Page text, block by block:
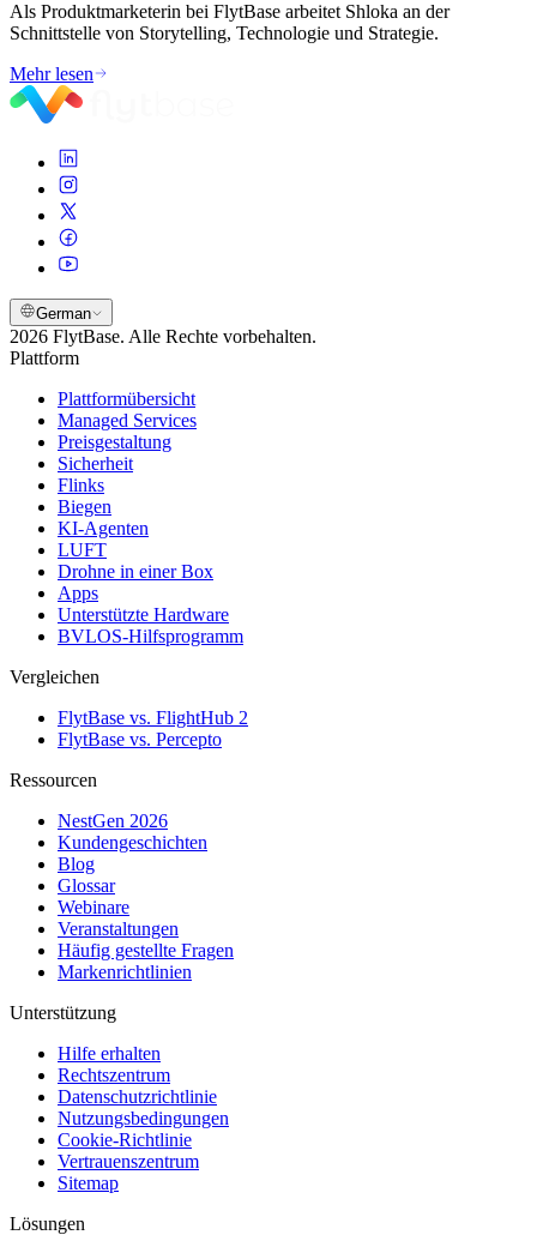
Als Produktmarketerin bei FlytBase arbeitet Shloka an der
Schnittstelle von Storytelling, Technologie und Strategie.
Mehr lesen
German
2026 FlytBase. Alle Rechte vorbehalten.
Plattform
Plattformübersicht
Managed Services
Preisgestaltung
Sicherheit
Flinks
Biegen
KI-Agenten
LUFT
Drohne in einer Box
Apps
Unterstützte Hardware
BVLOS-Hilfsprogramm
Vergleichen
FlytBase vs. FlightHub 2
FlytBase vs. Percepto
Ressourcen
NestGen 2026
Kundengeschichten
Blog
Glossar
Webinare
Veranstaltungen
Häufig gestellte Fragen
Markenrichtlinien
Unterstützung
Hilfe erhalten
Rechtszentrum
Datenschutzrichtlinie
Nutzungsbedingungen
Cookie-Richtlinie
Vertrauenszentrum
Sitemap
Lösungen